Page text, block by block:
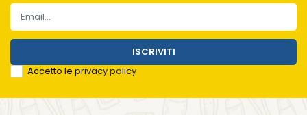
ISCRIVITI
Accetto le privacy policy